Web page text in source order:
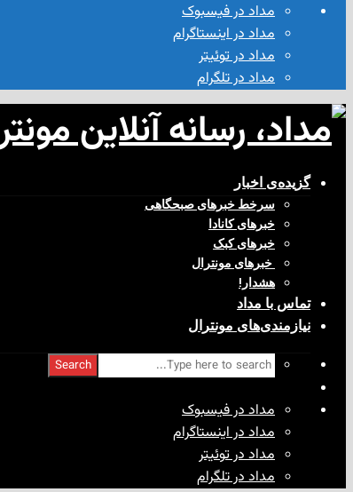
مداد در فیسبوک
مداد در اینستاگرام
مداد در توئیتر
مداد در تلگرام
گزیده‌ی‌ اخبار
سرخط خبرهای صبحگاهی
خبرهای کانادا
خبرهای کبک
‌ خبرهای مونترال
هشدار!
تماس با مداد
نیازمندی‌های مونترال
Search
مداد در فیسبوک
مداد در اینستاگرام
مداد در توئیتر
مداد در تلگرام